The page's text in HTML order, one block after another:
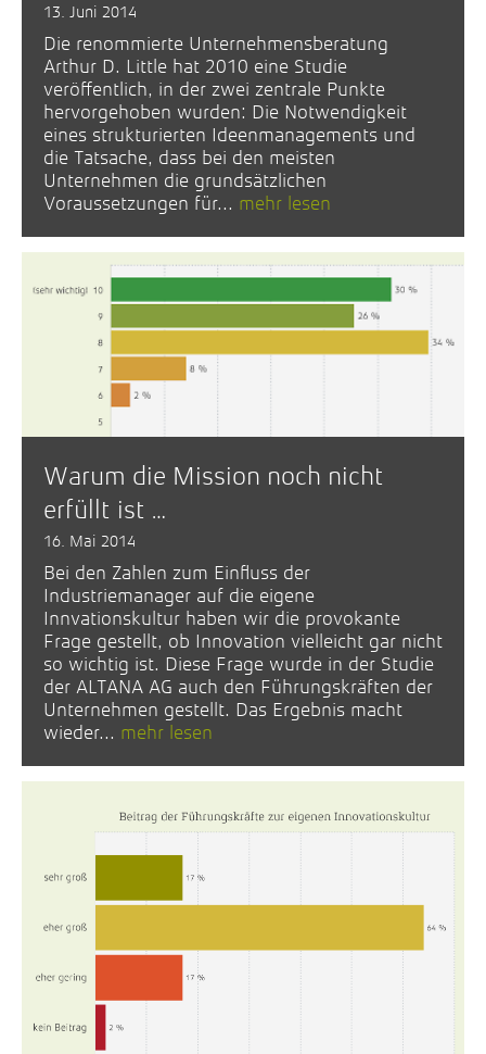
13. Juni 2014
Die renommierte Unternehmensberatung
Arthur D. Little hat 2010 eine Studie
veröffentlich, in der zwei zentrale Punkte
hervorgehoben wurden: Die Notwendigkeit
eines strukturierten Ideenmanagements und
die Tatsache, dass bei den meisten
Unternehmen die grundsätzlichen
Voraussetzungen für... mehr lesen
Warum die Mission noch nicht
erfüllt ist …
16. Mai 2014
Bei den Zahlen zum Einfluss der
Industriemanager auf die eigene
Innvationskultur haben wir die provokante
Frage gestellt, ob Innovation vielleicht gar nicht
so wichtig ist. Diese Frage wurde in der Studie
der ALTANA AG auch den Führungskräften der
Unternehmen gestellt. Das Ergebnis macht
wieder... mehr lesen